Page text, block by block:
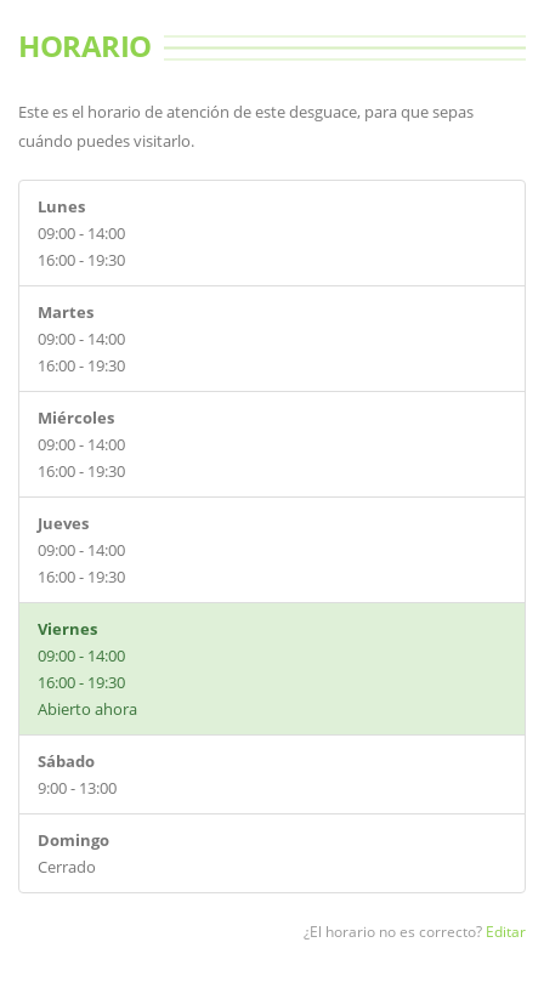
HORARIO
Este es el horario de atención de este desguace, para que sepas
cuándo puedes visitarlo.
Lunes
09:00 - 14:00
16:00 - 19:30
Martes
09:00 - 14:00
16:00 - 19:30
Miércoles
09:00 - 14:00
16:00 - 19:30
Jueves
09:00 - 14:00
16:00 - 19:30
Viernes
09:00 - 14:00
16:00 - 19:30
Abierto ahora
Sábado
9:00 - 13:00
Domingo
Cerrado
¿El horario no es correcto? Editar